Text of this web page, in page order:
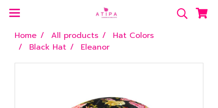
Home All products
Hat Colors
Black Hat
Eleanor